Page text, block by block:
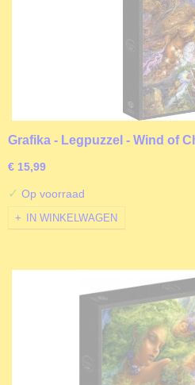
Grafika - Legpuzzel - Wind of
€ 15,99
✓ Op voorraad
IN WINKELWAGEN